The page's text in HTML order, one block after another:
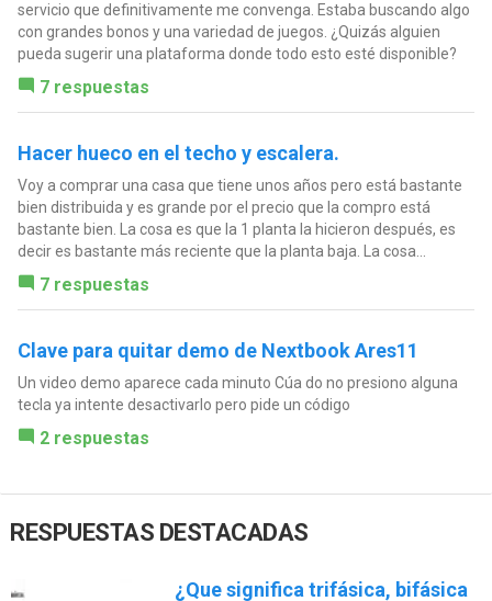
servicio que definitivamente me convenga. Estaba buscando algo
con grandes bonos y una variedad de juegos. ¿Quizás alguien
pueda sugerir una plataforma donde todo esto esté disponible?
7 respuestas
Hacer hueco en el techo y escalera.
Voy a comprar una casa que tiene unos años pero está bastante
bien distribuida y es grande por el precio que la compro está
bastante bien. La cosa es que la 1 planta la hicieron después, es
decir es bastante más reciente que la planta baja. La cosa...
7 respuestas
Clave para quitar demo de Nextbook Ares11
Un video demo aparece cada minuto Cúa do no presiono alguna
tecla ya intente desactivarlo pero pide un código
2 respuestas
RESPUESTAS DESTACADAS
¿Que significa trifásica, bifásica